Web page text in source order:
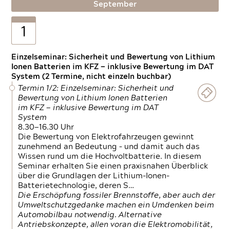
September
1
Einzelseminar: Sicherheit und Bewertung von Lithium
Ionen Batterien im KFZ — inklusive Bewertung im DAT
System (2 Termine, nicht einzeln buchbar)
Termin 1/2: Einzelseminar: Sicherheit und
Bewertung von Lithium Ionen Batterien
im KFZ — inklusive Bewertung im DAT
System
8.30—16.30 Uhr
Die Bewertung von Elektrofahrzeugen gewinnt
zunehmend an Bedeutung – und damit auch das
Wissen rund um die Hochvoltbatterie. In diesem
Seminar erhalten Sie einen praxisnahen Überblick
über die Grundlagen der Lithium-Ionen-
Batterietechnologie, deren S…
Die Erschöpfung fossiler Brennstoffe, aber auch der
Umweltschutzgedanke machen ein Umdenken beim
Automobilbau notwendig. Alternative
Antriebskonzepte, allen voran die Elektromobilität,